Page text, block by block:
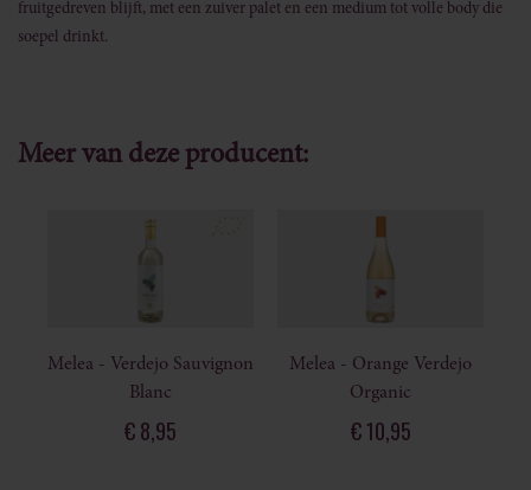
fruitgedreven blijft, met een zuiver palet en een medium tot volle body die
soepel drinkt.
Meer van deze producent:
Melea - Verdejo Sauvignon
Blanc
€ 8,95
Melea - Orange Verdejo
Organic
€ 10,95